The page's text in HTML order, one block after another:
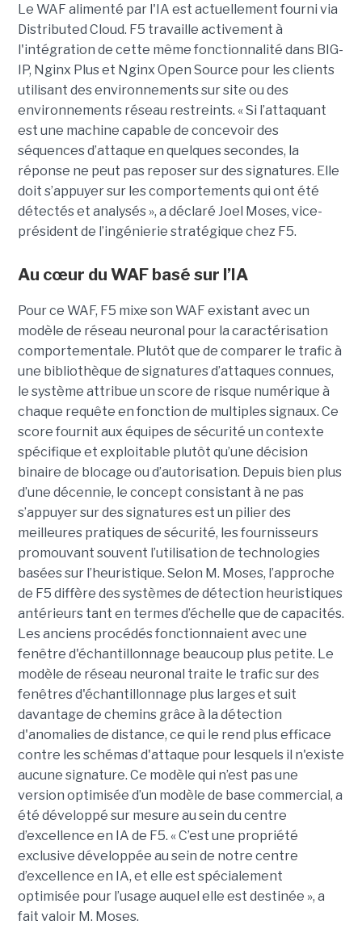
Le WAF alimenté par l'IA est actuellement fourni via
Distributed Cloud. F5 travaille activement à
l'intégration de cette même fonctionnalité dans BIG-
IP, Nginx Plus et Nginx Open Source pour les clients
utilisant des environnements sur site ou des
environnements réseau restreints. « Si l’attaquant
est une machine capable de concevoir des
séquences d’attaque en quelques secondes, la
réponse ne peut pas reposer sur des signatures. Elle
doit s’appuyer sur les comportements qui ont été
détectés et analysés », a déclaré Joel Moses, vice-
président de l’ingénierie stratégique chez F5.
Au cœur du WAF basé sur l’IA
Pour ce WAF, F5 mixe son WAF existant avec un
modèle de réseau neuronal pour la caractérisation
comportementale. Plutôt que de comparer le trafic à
une bibliothèque de signatures d’attaques connues,
le système attribue un score de risque numérique à
chaque requête en fonction de multiples signaux. Ce
score fournit aux équipes de sécurité un contexte
spécifique et exploitable plutôt qu’une décision
binaire de blocage ou d’autorisation. Depuis bien plus
d’une décennie, le concept consistant à ne pas
s’appuyer sur des signatures est un pilier des
meilleures pratiques de sécurité, les fournisseurs
promouvant souvent l’utilisation de technologies
basées sur l’heuristique. Selon M. Moses, l’approche
de F5 diffère des systèmes de détection heuristiques
antérieurs tant en termes d’échelle que de capacités.
Les anciens procédés fonctionnaient avec une
fenêtre d'échantillonnage beaucoup plus petite. Le
modèle de réseau neuronal traite le trafic sur des
fenêtres d'échantillonnage plus larges et suit
davantage de chemins grâce à la détection
d'anomalies de distance, ce qui le rend plus efficace
contre les schémas d'attaque pour lesquels il n'existe
aucune signature. Ce modèle qui n’est pas une
version optimisée d’un modèle de base commercial, a
été développé sur mesure au sein du centre
d’excellence en IA de F5. « C’est une propriété
exclusive développée au sein de notre centre
d’excellence en IA, et elle est spécialement
optimisée pour l’usage auquel elle est destinée », a
fait valoir M. Moses.